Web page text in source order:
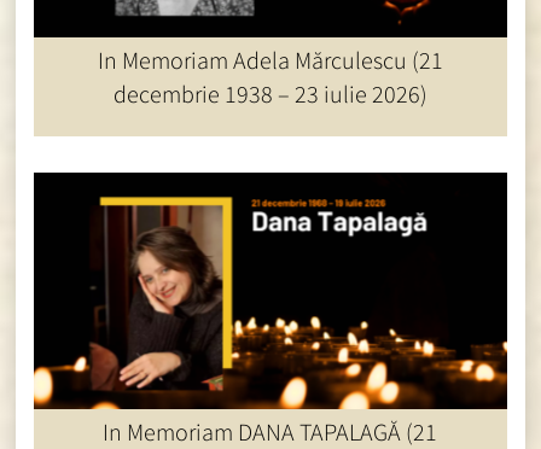
ȘTIRI UNITER
In Memoriam Adela Mărculescu (21
decembrie 1938 – 23 iulie 2026)
ȘTIRI UNITER
In Memoriam DANA TAPALAGĂ (21